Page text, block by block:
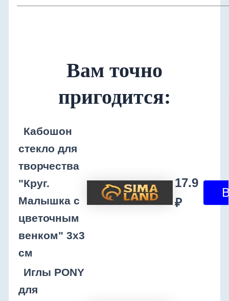
Вам точно
пригодится:
Кабошон
стекло для
творчества
"Круг.
Малышка с
цветочным
венком" 3х3
см
17.9
₽
Иглы PONY
для